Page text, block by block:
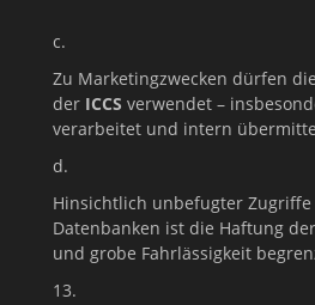
c.
Zu Marketingzwecken dürfen
der ICCS verwendet –
verarbeitet und intern
d.
Hinsichtlich unbefugter
Datenbanken ist die Haftung der
und grobe Fahrlässigkeit
13.